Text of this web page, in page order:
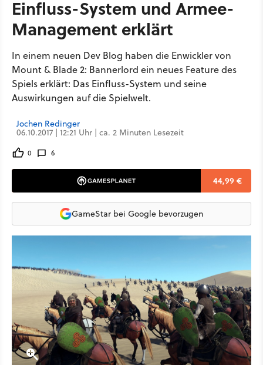
Einfluss-System und Armee-
Management erklärt
In einem neuen Dev Blog haben die Enwickler von
Mount & Blade 2: Bannerlord ein neues Feature des
Spiels erklärt: Das Einfluss-System und seine
Auswirkungen auf die Spielwelt.
Jochen Redinger
06.10.2017 | 12:21 Uhr | ca. 2 Minuten Lesezeit
0 6
44,99 €
GameStar bei Google bevorzugen